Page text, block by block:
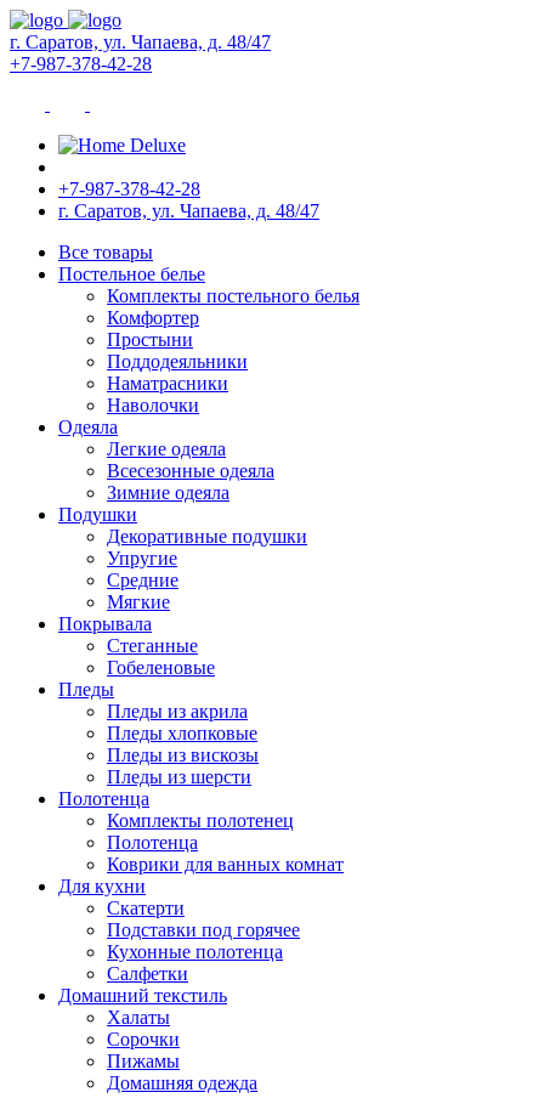
г. Саратов, ул. Чапаева, д. 48/47
+7-987-378-42-28
+7-987-378-42-28
г. Саратов, ул. Чапаева, д. 48/47
Все товары
Постельное белье
Комплекты постельного белья
Комфортер
Простыни
Поддодеяльники
Наматрасники
Наволочки
Одеяла
Легкие одеяла
Всесезонные одеяла
Зимние одеяла
Подушки
Декоративные подушки
Упругие
Средние
Мягкие
Покрывала
Стеганные
Гобеленовые
Пледы
Пледы из акрила
Пледы хлопковые
Пледы из вискозы
Пледы из шерсти
Полотенца
Комплекты полотенец
Полотенца
Коврики для ванных комнат
Для кухни
Скатерти
Подставки под горячее
Кухонные полотенца
Салфетки
Домашний текстиль
Халаты
Сорочки
Пижамы
Домашняя одежда